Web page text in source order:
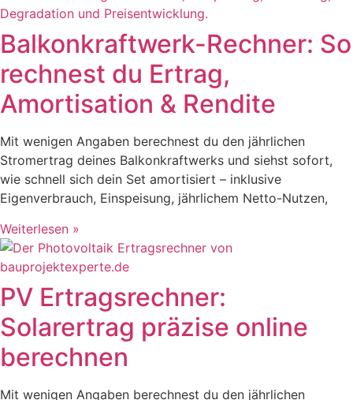
Balkonkraftwerk-Rechner: So
rechnest du Ertrag,
Amortisation & Rendite
Mit wenigen Angaben berechnest du den jährlichen
Stromertrag deines Balkonkraftwerks und siehst sofort,
wie schnell sich dein Set amortisiert – inklusive
Eigenverbrauch, Einspeisung, jährlichem Netto-Nutzen,
Weiterlesen »
PV Ertragsrechner:
Solarertrag präzise online
berechnen
Mit wenigen Angaben berechnest du den jährlichen